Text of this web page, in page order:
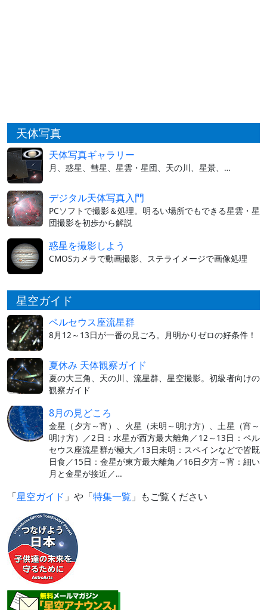
天体写真
天体写真ギャラリー
月、惑星、彗星、星雲・星団、天の川、星景、…
デジタル天体写真入門
PCソフトで撮影＆処理。明るい場所でもできる星雲・星
団撮影を初歩から解説
惑星を撮影しよう
CMOSカメラで動画撮影、ステライメージで画像処理
星空ガイド
ペルセウス座流星群
8月12～13日が一番の見ごろ。月明かりゼロの好条件！
夏休み 天体観察ガイド
夏の大三角、天の川、流星群、星空撮影。初級者向けの
観察ガイド
8月の見どころ
金星（夕方～宵）、火星（未明～明け方）、土星（宵～
明け方）／2日：水星が西方最大離角／12～13日：ペル
セウス座流星群が極大／13日未明：スペインなどで皆既
日食／15日：金星が東方最大離角／16日夕方～宵：細い
月と金星が接近／…
「星空ガイド 」や「特集一覧 」もご覧ください